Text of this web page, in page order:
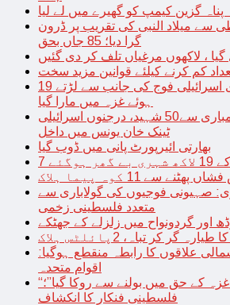
پناہ گزین کیمپ کو گھیرے میں لے لیا
سے میلاد النبی کی تقریب پر ڈرون
گرا دیا؛ 85 جاں بحق
گیا ، لاکھوں مرغیاں تلف کر دی گئیں
کم کرنے کیلئے قوانین مزید سخت
19 سالہ برطانوی شہری اسرائیلی فوج کی جانب سے لڑتے
ہوئے غزہ میں مارا گیا
غزہ؛ اسکولوں پربمباری سے50 شہید، درجنوں اسرائیلی
ٹینک خان یونس میں داخل
بھارتی ائیرپورٹ پانی میں ڈوب گیا
سے 11 کوہ پیما ہلاک
صہیونی فوجیوں کی گولاباری سے
متعدد فلسطینی زخمی
اور گردونواح میں زلزلے کے جھٹکے
گر کر تباہ، 2پائلٹس ہلاک
علاقوں کا رابطہ منقطع ہوگیا:
اقوام متحدہ
“ایوارڈ شو میں غزہ کے حق میں بولنے سے روکا گیا”؛
فلسطینی فنکار کا انکشاف